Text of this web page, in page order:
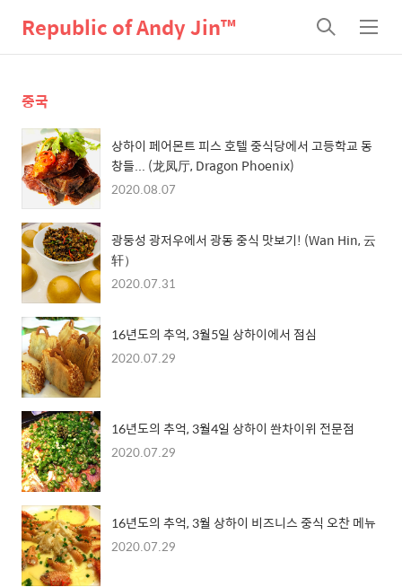
Republic of Andy Jin™
검
색
메
뉴
중국
상하이 페어몬트 피스 호텔 중식당에서 고등학교 동
창들... (龙凤厅, Dragon Phoenix)
2020.08.07
광둥성 광저우에서 광동 중식 맛보기! (Wan Hin, 云
轩）
2020.07.31
16년도의 추억, 3월5일 상하이에서 점심
2020.07.29
16년도의 추억, 3월4일 상하이 쏸차이위 전문점
2020.07.29
16년도의 추억, 3월 상하이 비즈니스 중식 오찬 메뉴
2020.07.29